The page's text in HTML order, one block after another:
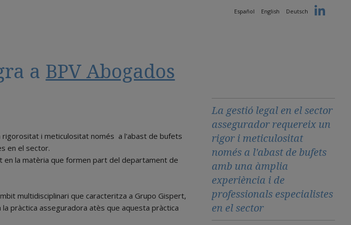
Español English Deutsch
a BPV Abogados
i meticulositat només a l'abast de bufets
en el sector.
en la matèria que formen part del departament de
multidisciplinari que caracteritza a Grupo Gispert,
pràctica asseguradora atès que aquesta pràctica
La gestió legal en el sector
assegurador requereix un
rigor i meticulositat
només a l'abast de bufets
amb una àmplia
experiència i de
professionals especialistes
en el sector